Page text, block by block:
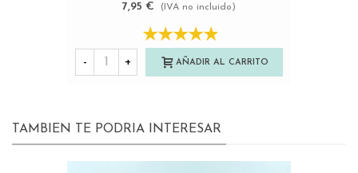
7,95 €
(IVA no incluido)
- + AÑADIR AL CARRITO
TAMBIEN TE PODRIA INTERESAR